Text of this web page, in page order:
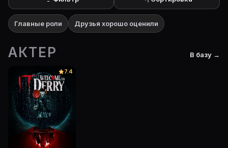
Главные роли Друзья хорошо оценили
АКТЕР В базу →
7.4